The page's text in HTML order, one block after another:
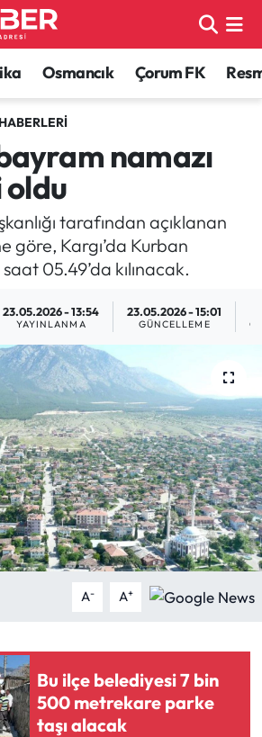
Osmancık Çorum FK
namazı
tarafından açıklanan
göre, Kargı’da Kurban
05.49’da kılınacak.
23.05.2026 - 13:54
YAYINLANMA
23.05.2026 - 15:01
GÜNCELLEME
A- A+
Bu ilçe belediyesi 7 bin
500 metrekare parke
taşı alacak
Haberleri
Haberleri
Eczaneler
Vakitleri
Haritası
Durumu ve Fikstür